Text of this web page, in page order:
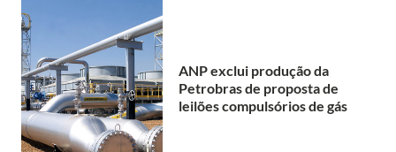
ANP exclui produção da
Petrobras de proposta de
leilões compulsórios de gás